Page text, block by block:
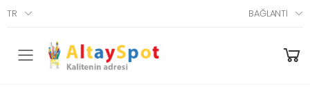
TR BAĞLANTI
Menü